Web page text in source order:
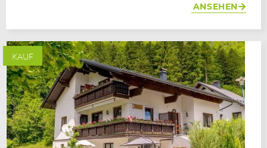
ANSEHEN
KAUF